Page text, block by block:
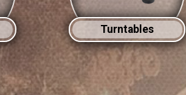
Turntables